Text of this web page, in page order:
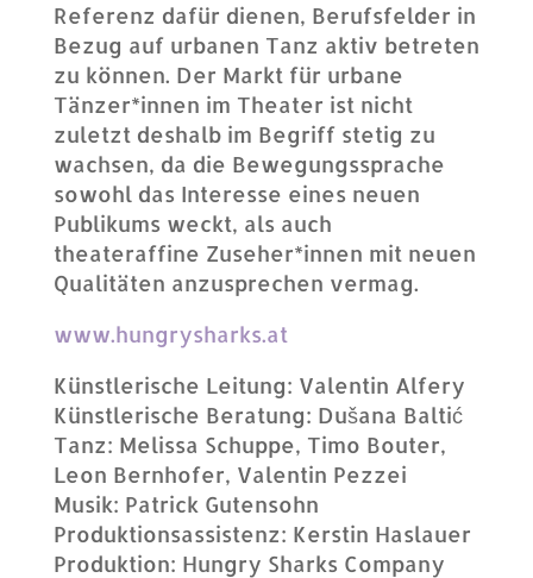
Referenz dafür dienen, Berufsfelder in
Bezug auf urbanen Tanz aktiv betreten
zu können. Der Markt für urbane
Tänzer*innen im Theater ist nicht
zuletzt deshalb im Begriff stetig zu
wachsen, da die Bewegungssprache
sowohl das Interesse eines neuen
Publikums weckt, als auch
theateraffine Zuseher*innen mit neuen
Qualitäten anzusprechen vermag.
www.hungrysharks.at
Künstlerische Leitung: Valentin Alfery
Künstlerische Beratung: Dušana Baltić
Tanz: Melissa Schuppe, Timo Bouter,
Leon Bernhofer, Valentin Pezzei
Musik: Patrick Gutensohn
Produktionsassistenz: Kerstin Haslauer
Produktion: Hungry Sharks Company